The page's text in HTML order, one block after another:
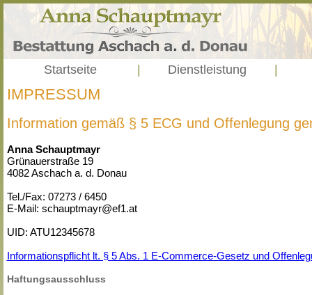
Startseite Dienstleistung
IMPRESSUM
Information gemäß § 5 ECG und Offenlegung
Anna Schauptmayr
Grünauerstraße 19
4082 Aschach a. d. Donau
Tel./Fax: 07273 / 6450
E-Mail: schauptmayr@ef1.at
UID: ATU12345678
Informationspflicht lt. § 5 Abs. 1 E-Commerce-Gesetz und
Haftungsausschluss